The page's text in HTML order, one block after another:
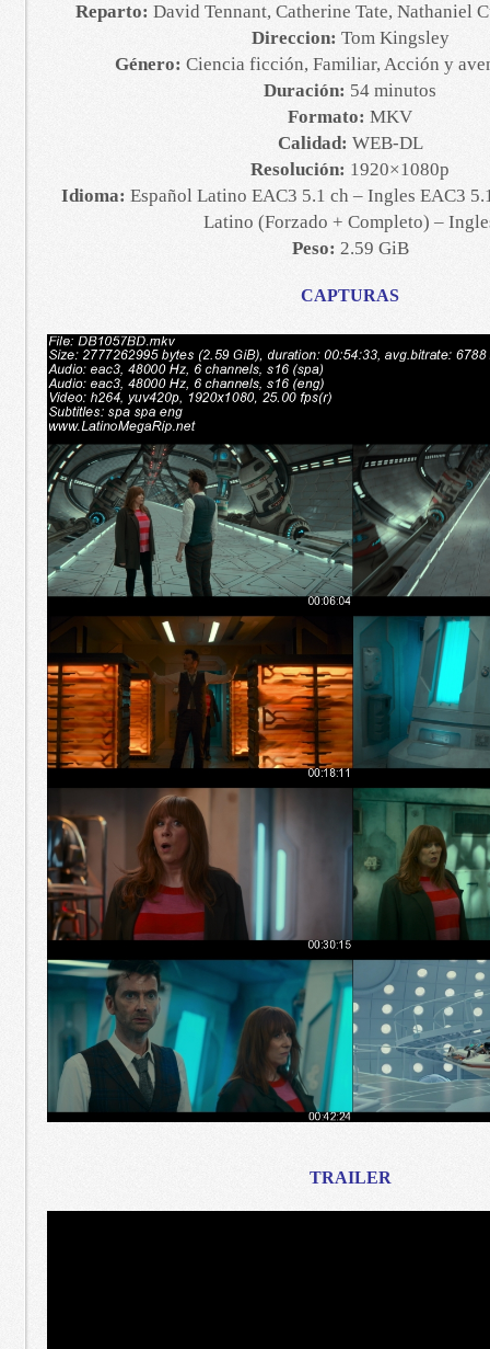
Reparto: David Tennant, Catherine Tate, Nathaniel
Direccion: Tom Kingsley
Género: Ciencia ficción, Familiar, Acción y
Duración: 54 minutos
Formato: MKV
Calidad: WEB-DL
Resolución: 1920×1080p
Idioma: Español Latino EAC3 5.1 ch – Ingles EAC3
Latino (Forzado + Completo) –
Peso: 2.59 GiB
CAPTURAS
TRAILER